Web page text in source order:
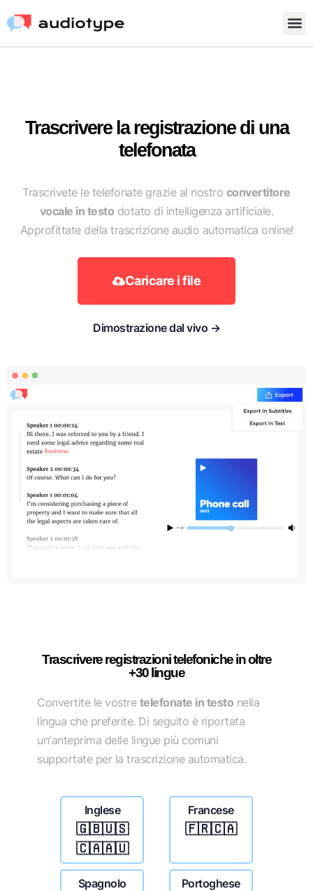
Trascrivere la registrazione di una
telefonata
Trascrivete le telefonate grazie al nostro convertitore
vocale in testo dotato di intelligenza artificiale.
Approfittate della trascrizione audio automatica online!
Caricare i file
Dimostrazione dal vivo →
Trascrivere registrazioni telefoniche in oltre
+30 lingue
Convertite le vostre telefonate in testo nella
lingua che preferite. Di seguito è riportata
un'anteprima delle lingue più comuni
supportate per la trascrizione automatica.
Inglese
🇬🇧🇺🇸
🇨🇦🇦🇺
Francese
🇫🇷🇨🇦
Spagnolo Portoghese